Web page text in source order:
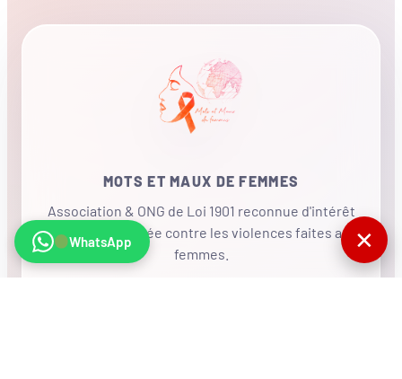
MOTS ET MAUX DE FEMMES
Association & ONG de Loi 1901 reconnue d'intérêt
général, mobilisée contre les violences faites aux
femmes.
WhatsApp ✕